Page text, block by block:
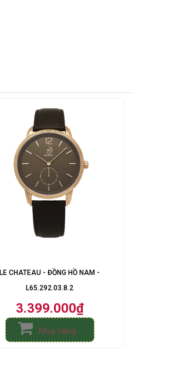
LE CHATEAU - ĐỒNG HỒ NAM -
L65.292.03.8.2
3.399.000₫
Mua hàng